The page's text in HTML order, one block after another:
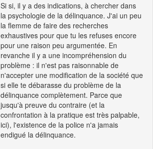
Si si, il y a des indications, à chercher dans
la psychologie de la délinquance. J'ai un peu
la flemme de faire des recherches
exhaustives pour que tu les refuses encore
pour une raison peu argumentée. En
revanche il y a une incompréhension du
problème : il n'est pas raisonnable de
n'accepter une modification de la société que
si elle te débarasse du problème de la
délinquance complètement. Parce que
jusqu'à preuve du contraire (et la
confrontation à la pratique est très palpable,
ici), l'existence de la police n'a jamais
endigué la délinquance.